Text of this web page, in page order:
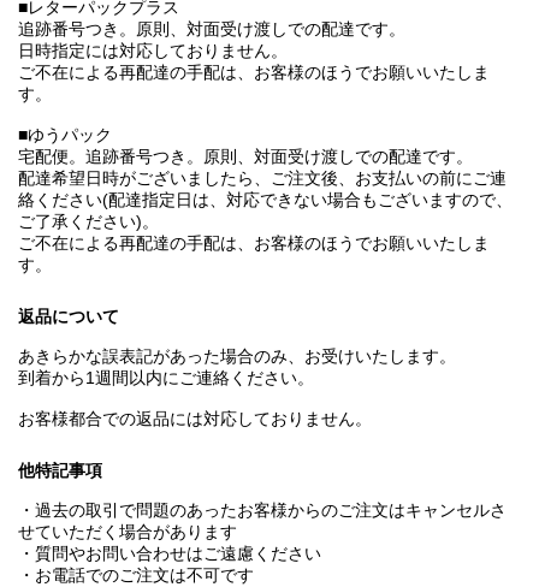
■レターパックプラス
追跡番号つき。原則、対面受け渡しでの配達です。
日時指定には対応しておりません。
ご不在による再配達の手配は、お客様のほうでお願いいたしま
す。
■ゆうパック
宅配便。追跡番号つき。原則、対面受け渡しでの配達です。
配達希望日時がございましたら、ご注文後、お支払いの前にご連
絡ください(配達指定日は、対応できない場合もございますので、
ご了承ください)。
ご不在による再配達の手配は、お客様のほうでお願いいたしま
す。
返品について
あきらかな誤表記があった場合のみ、お受けいたします。
到着から1週間以内にご連絡ください。
お客様都合での返品には対応しておりません。
他特記事項
・過去の取引で問題のあったお客様からのご注文はキャンセルさ
せていただく場合があります
・質問やお問い合わせはご遠慮ください
・お電話でのご注文は不可です